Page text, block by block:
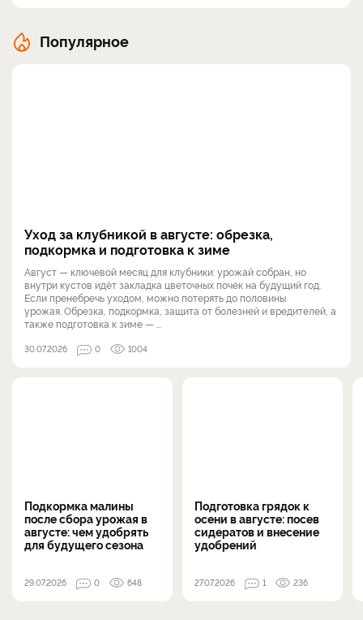
Популярное
Уход за клубникой в августе: обрезка,
подкормка и подготовка к зиме
Август — ключевой месяц для клубники: урожай собран, но
внутри кустов идёт закладка цветочных почек на будущий год.
Если пренебречь уходом, можно потерять до половины
урожая. Обрезка, подкормка, защита от болезней и вредителей, а
также подготовка к зиме — ...
30.07.2026 0 1004
Подкормка малины
после сбора урожая в
августе: чем удобрять
для будущего сезона
29.07.2026 0 648
Подготовка грядок к
осени в августе: посев
сидератов и внесение
удобрений
27.07.2026 1 236